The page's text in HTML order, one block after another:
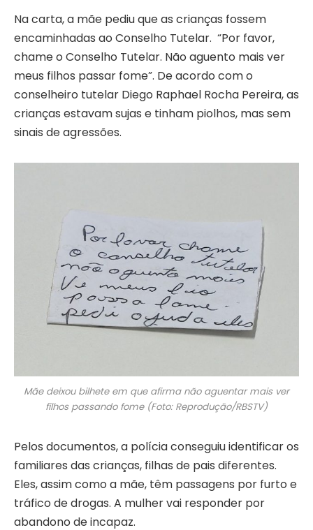
Na carta, a mãe pediu que as crianças fossem
encaminhadas ao Conselho Tutelar. “Por favor,
chame o Conselho Tutelar. Não aguento mais ver
meus filhos passar fome”. De acordo com o
conselheiro tutelar Diego Raphael Rocha Pereira, as
crianças estavam sujas e tinham piolhos, mas sem
sinais de agressões.
Mãe deixou bilhete em que afirma não aguentar mais ver
filhos passando fome (Foto: Reprodução/RBSTV)
Pelos documentos, a polícia conseguiu identificar os
familiares das crianças, filhas de pais diferentes.
Eles, assim como a mãe, têm passagens por furto e
tráfico de drogas. A mulher vai responder por
abandono de incapaz.